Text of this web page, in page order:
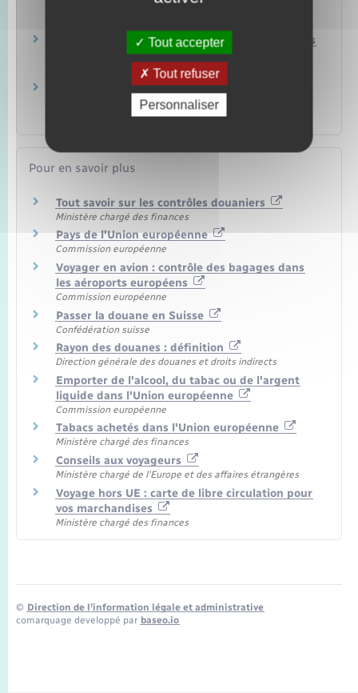
Payez-vous des droits de douane sur vos achats
lors de voyage (UE et étranger) ?
Argent – Impôts – Consommation
Contrôle de sécurité : fouille corporelle,
vérification d'un sac, du véhicule…
Papiers – Citoyenneté – Élections
Pour en savoir plus
Tout savoir sur les contrôles douaniers
Ministère chargé des finances
Pays de l'Union européenne
Commission européenne
Voyager en avion : contrôle des bagages dans
les aéroports européens
Commission européenne
Passer la douane en Suisse
Confédération suisse
Rayon des douanes : définition
Direction générale des douanes et droits indirects
Emporter de l'alcool, du tabac ou de l'argent
liquide dans l'Union européenne
Commission européenne
Tabacs achetés dans l'Union européenne
Ministère chargé des finances
Conseils aux voyageurs
Ministère chargé de l'Europe et des affaires étrangères
Voyage hors UE : carte de libre circulation pour
vos marchandises
Ministère chargé des finances
© Direction de l’information légale et administrative
comarquage developpé par baseo.io
Tout accepter
Tout refuser
Personnaliser